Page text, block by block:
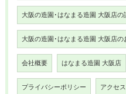
大阪の造園･はなまる造園 大阪店の
大阪の造園･はなまる造園 大阪店の
会社概要 はなまる造園 大阪店
プライバシーポリシー アクセス